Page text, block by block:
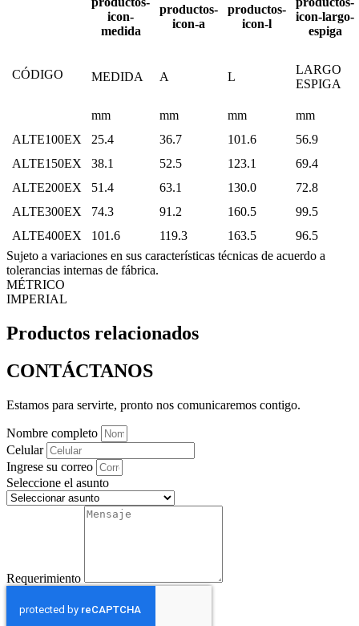
CÓDIGO MEDIDA A L
LARGO
ESPIGA
mm mm mm
mm
ALTE100EX
25.4 36.7 101.6
56.9
ALTE150EX
38.1 52.5 123.1
69.4
ALTE200EX
51.4 63.1 130.0
72.8
ALTE300EX
74.3 91.2 160.5
99.5
ALTE400EX
101.6 119.3 163.5
96.5
Sujeto a variaciones en sus características técnicas de acuerdo a
tolerancias internas de fábrica.
MÉTRICO
IMPERIAL
Productos relacionados
CONTÁCTANOS
Estamos para servirte, pronto nos comunicaremos contigo.
Nombre completo
Celular
Ingrese su correo
Seleccione el asunto
Requerimiento